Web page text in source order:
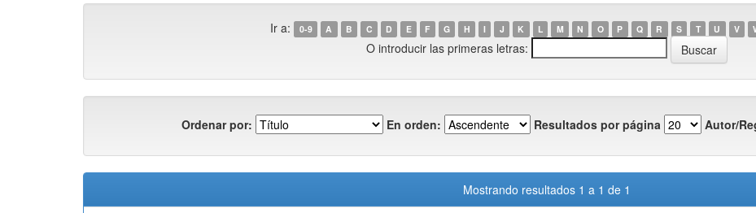
Ir a: 0-9 A B C D E F G H I J K L M N O P Q R S T U V
O introducir las primeras letras:
Ordenar por: En orden: Resultados por página Autor/
Mostrando resultados 1 a 1 de 1